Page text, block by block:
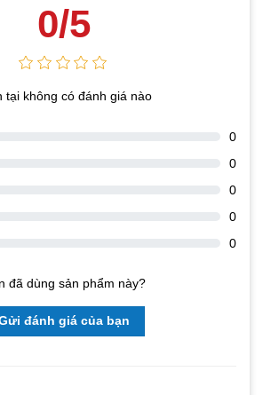
0/5
tại không có đánh giá nào
0
0
0
0
0
đã dùng sản phẩm này?
đánh giá của bạn